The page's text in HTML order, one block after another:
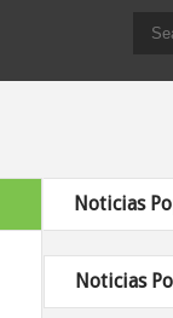
Noticias
Noticias